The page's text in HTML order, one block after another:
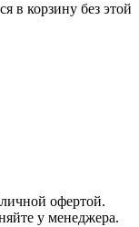
в корзину без этой
офертой.
у менеджера.